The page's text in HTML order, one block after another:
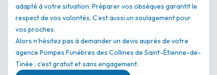
adapté à votre situation. Préparer vos obsèques garantit le
respect de vos volontés. C’est aussi un soulagement pour
vos proches.
Alors n’hésitez pas à demander un devis auprès de votre
agence Pompes Funèbres des Collines de Saint-Étienne-de-
Tinée : c’est gratuit et sans engagement.